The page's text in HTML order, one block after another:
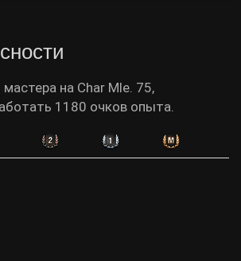
на Char Mle. 75,
1180 очков опыта.